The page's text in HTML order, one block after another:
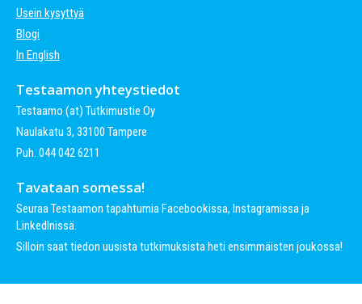
Usein kysyttyä
Blogi
In English
Testaamon yhteystiedot
Testaamo (at) Tutkimustie Oy
Naulakatu 3, 33100 Tampere
Puh. 044 042 6211
Tavataan somessa!
Seuraa Testaamon tapahtumia Facebookissa, Instagramissa ja
LinkedInissä.
Silloin saat tiedon uusista tutkimuksista heti ensimmäisten joukossa!